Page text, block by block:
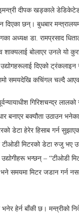
दीपक खड्काले
दिएका छन्। बुधबार
अध्यक्ष डा. रामप्रसाद
शाक्यलाई बोलाएर उनले यो
दिएको
समयदेखि कचिंगल चल्दै
गिरिशचन्द्र
बनाएर बक्यौता उठाउन
डेटा हेरेर हिसाब गर्न
टीओडी मिटरको डेटा रुजु भए
भन्छन् – “टीओडी
भने समयमा मिटर जडान गर्न
हेर्न बाँकी छ। मन्त्रीको